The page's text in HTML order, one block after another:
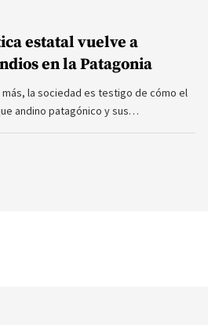
estatal vuelve a
en la Patagonia
más, la sociedad es testigo de cómo el
andino patagónico y sus…